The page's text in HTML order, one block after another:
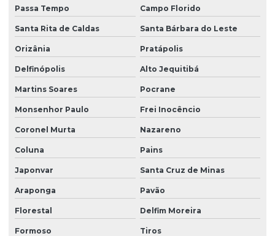
Passa Tempo Campo Florido
Santa Rita de Caldas Santa Bárbara do Leste
Orizânia Pratápolis
Delfinópolis Alto Jequitibá
Martins Soares Pocrane
Monsenhor Paulo Frei Inocêncio
Coronel Murta Nazareno
Coluna Pains
Japonvar Santa Cruz de Minas
Araponga Pavão
Florestal Delfim Moreira
Formoso Tiros